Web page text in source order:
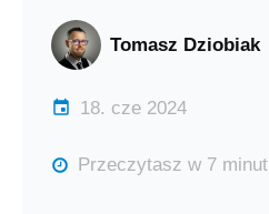
Tomasz Dziobiak
18. cze 2024
Przeczytasz w 7 minut